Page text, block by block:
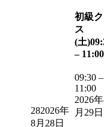
282026年
8月28日
初級
ス
(土)
– 11:00
09:30 –
11:00
2026
月29日